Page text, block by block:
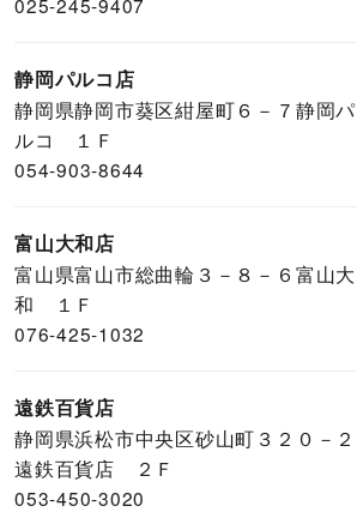
静岡パルコ店
静岡県静岡市葵区紺屋町６－７静岡パ
ルコ １Ｆ
054-903-8644
富山大和店
富山県富山市総曲輪３－８－６富山大
和 １Ｆ
076-425-1032
遠鉄百貨店
静岡県浜松市中央区砂山町３２０－２
遠鉄百貨店 ２Ｆ
053-450-3020